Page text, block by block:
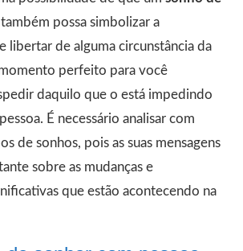
também possa simbolizar a
libertar de alguma circunstância da
perfeito para você
daquilo que o está impedindo
É necessário analisar com
de sonhos, pois as suas mensagens
sobre as mudanças e
que estão acontecendo na